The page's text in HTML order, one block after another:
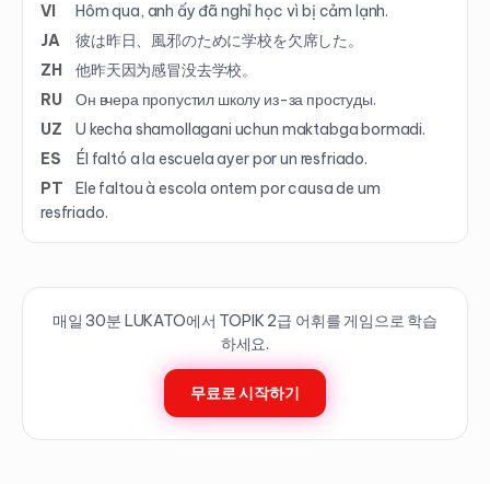
VI
Hôm qua, anh ấy đã nghỉ học vì bị cảm lạnh.
JA
彼は昨日、風邪のために学校を欠席した。
ZH
他昨天因为感冒没去学校。
RU
Он вчера пропустил школу из-за простуды.
UZ
U kecha shamollagani uchun maktabga bormadi.
ES
Él faltó a la escuela ayer por un resfriado.
PT
Ele faltou à escola ontem por causa de um
resfriado.
매일 30분 LUKATO에서 TOPIK2급 어휘를 게임으로 학습
하세요.
무료로 시작하기